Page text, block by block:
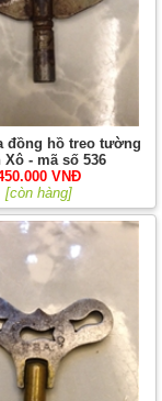
đồng hồ treo tường
Xô - mã số 536
VNĐ
[còn hàng]